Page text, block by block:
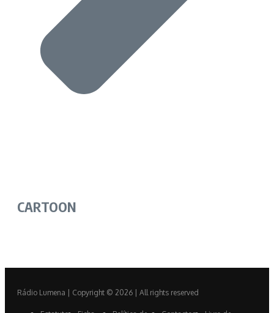
CARTOON
Rádio Lumena | Copyright © 2026 | All rights reserved